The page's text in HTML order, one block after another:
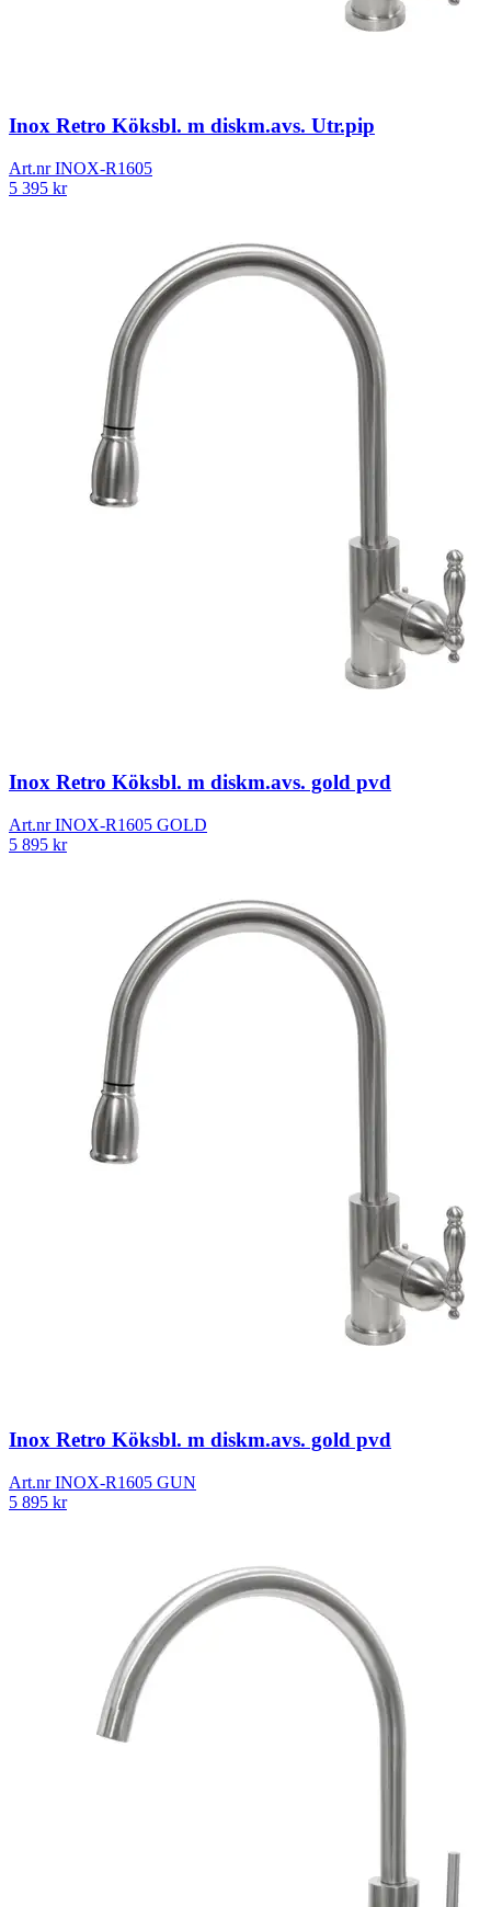
Inox Retro Köksbl. m diskm.avs. Utr.pip
Art.nrINOX-R1605
5 395 kr
Inox Retro Köksbl. m diskm.avs. gold pvd
Art.nrINOX-R1605 GOLD
5 895 kr
Inox Retro Köksbl. m diskm.avs. gold pvd
Art.nrINOX-R1605 GUN
5 895 kr